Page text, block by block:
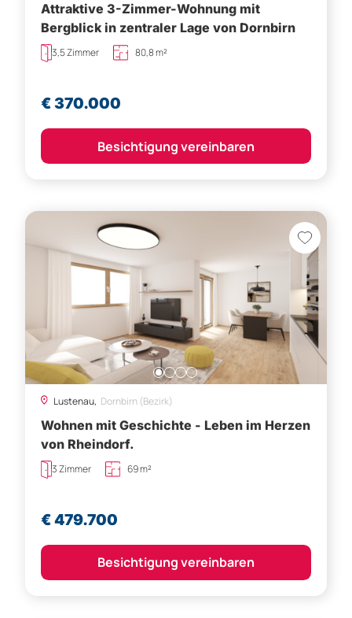
Attraktive 3-Zimmer-Wohnung mit
Bergblick in zentraler Lage von Dornbirn
3,5 Zimmer 80,8 m²
€ 370.000
Besichtigung vereinbaren
Lustenau, Dornbirn (Bezirk)
Wohnen mit Geschichte - Leben im Herzen
von Rheindorf.
3 Zimmer 69 m²
€ 479.700
Besichtigung vereinbaren